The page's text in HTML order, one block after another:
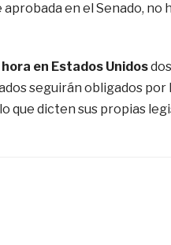
en el Senado, no
en Estados Unidos
seguirán obligados por
que dicten sus propias